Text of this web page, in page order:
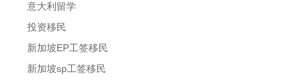
意大利留学
投资移民
新加坡EP工签移民
新加坡sp工签移民